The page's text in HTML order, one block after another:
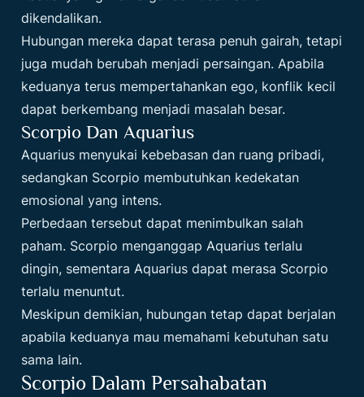
dikendalikan.
Hubungan mereka dapat terasa penuh gairah, tetapi
juga mudah berubah menjadi persaingan. Apabila
keduanya terus mempertahankan ego, konflik kecil
dapat berkembang menjadi masalah besar.
Scorpio Dan Aquarius
Aquarius menyukai kebebasan dan ruang pribadi,
sedangkan Scorpio membutuhkan kedekatan
emosional yang intens.
Perbedaan tersebut dapat menimbulkan salah
paham. Scorpio menganggap Aquarius terlalu
dingin, sementara Aquarius dapat merasa Scorpio
terlalu menuntut.
Meskipun demikian, hubungan tetap dapat berjalan
apabila keduanya mau memahami kebutuhan satu
sama lain.
Scorpio Dalam Persahabatan